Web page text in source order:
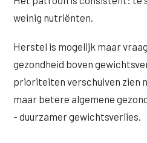
weinig nutriënten.
Herstel is mogelijk maar
gezondheid boven
prioriteiten verschuiven zien
maar betere algemene
- duurzamer gewichtsverlies.